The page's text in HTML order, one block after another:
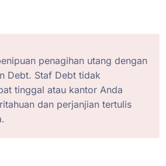
penagihan utang dengan
Debt. Staf Debt tidak
tinggal atau kantor Anda
dan perjanjian tertulis